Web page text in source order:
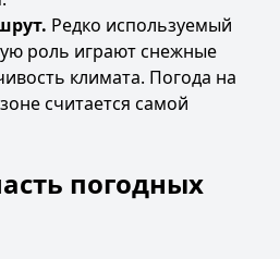
Редко используемый
роль играют снежные
климата. Погода на
считается самой
погодных